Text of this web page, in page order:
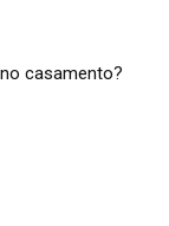
casamento?